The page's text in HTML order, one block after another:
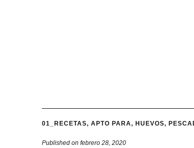
01_RECETAS, APTO PARA, HUEVOS,
Published on febrero 28, 2020